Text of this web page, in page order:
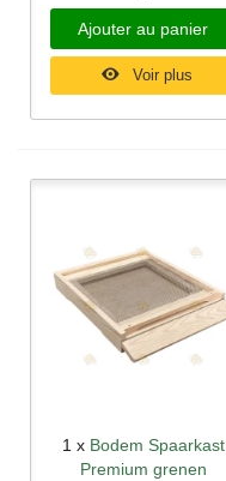
Ajouter au panier
Voir plus
1 x Bodem Spaarkast
Premium grenen